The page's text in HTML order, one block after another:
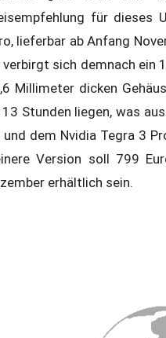
für dieses
lieferbar ab Anfang
sich demnach ein
Millimeter dicken
Stunden liegen, was
und dem Nvidia Tegra 3
Version soll 799
erhältlich sein.